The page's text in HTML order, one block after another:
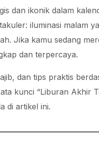
dan ikonik dalam
iluminasi malam
Jika kamu sedang
dan terpercaya.
dan tips praktis
kunci “Liburan Akhir
di artikel ini.